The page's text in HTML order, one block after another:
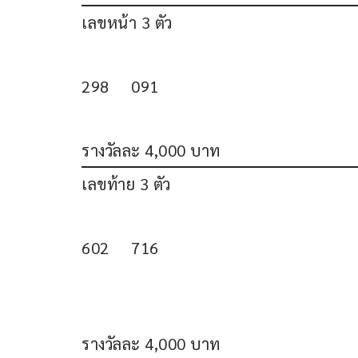
เลขหน้า 3 ตัว
298     091
รางวัลละ 4,000 บาท
เลขท้าย 3 ตัว
602     716
รางวัลละ 4,000 บาท